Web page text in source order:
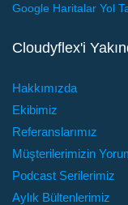
Google Haritalar Yol
Cloudyflex'i
Hakkımızda
Ekibimiz
Referanslarımız
Müşterilerimizin
Podcast Serilerimiz
Aylık Bültenlerimiz